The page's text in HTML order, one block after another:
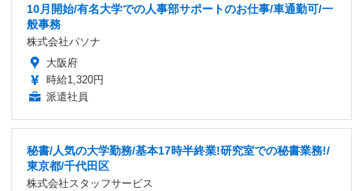
10月開始/有名大学での人事部サポートのお仕事/車通勤可/一
般事務
株式会社パソナ
大阪府
時給1,320円
派遣社員
秘書/人気の大学勤務/基本17時半終業!研究室での秘書業務!/
東京都/千代田区
株式会社スタッフサービス